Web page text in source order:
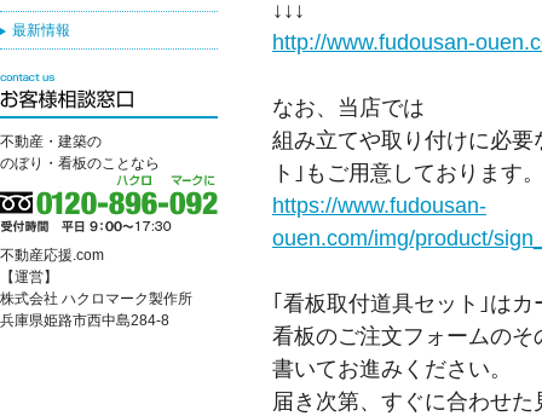
↓↓↓
http://www.fudousan-
なお、当店では
組み立てや取り付けに必
ト｣もご用意しております
https://www.fudousan-
ouen.com/img/product/
｢看板取付道具セット｣は
看板のご注文フォームの
書いてお進みください。
届き次第、すぐに合わせ
最新情報
不動産・建築の
のぼり・看板のことなら
不動産応援.com
【運営】
株式会社 ハクロマーク製作所
兵庫県姫路市西中島284-8